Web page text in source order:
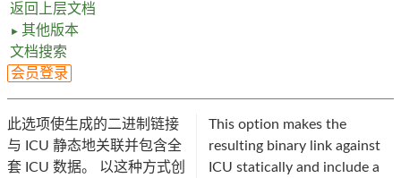
返回上层文档
► 其他版本
文档搜索
会员登录
此选项使生成的二进制链接
与 ICU 静态地关联并包含全
套 ICU 数据。 以这种方式创
This option makes the
resulting binary link against
ICU statically and include a